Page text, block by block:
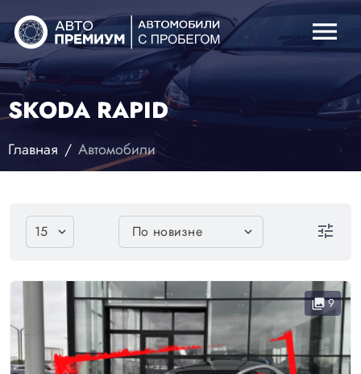
menu
SKODA RAPID
Главная Автомобили
tune
collections9